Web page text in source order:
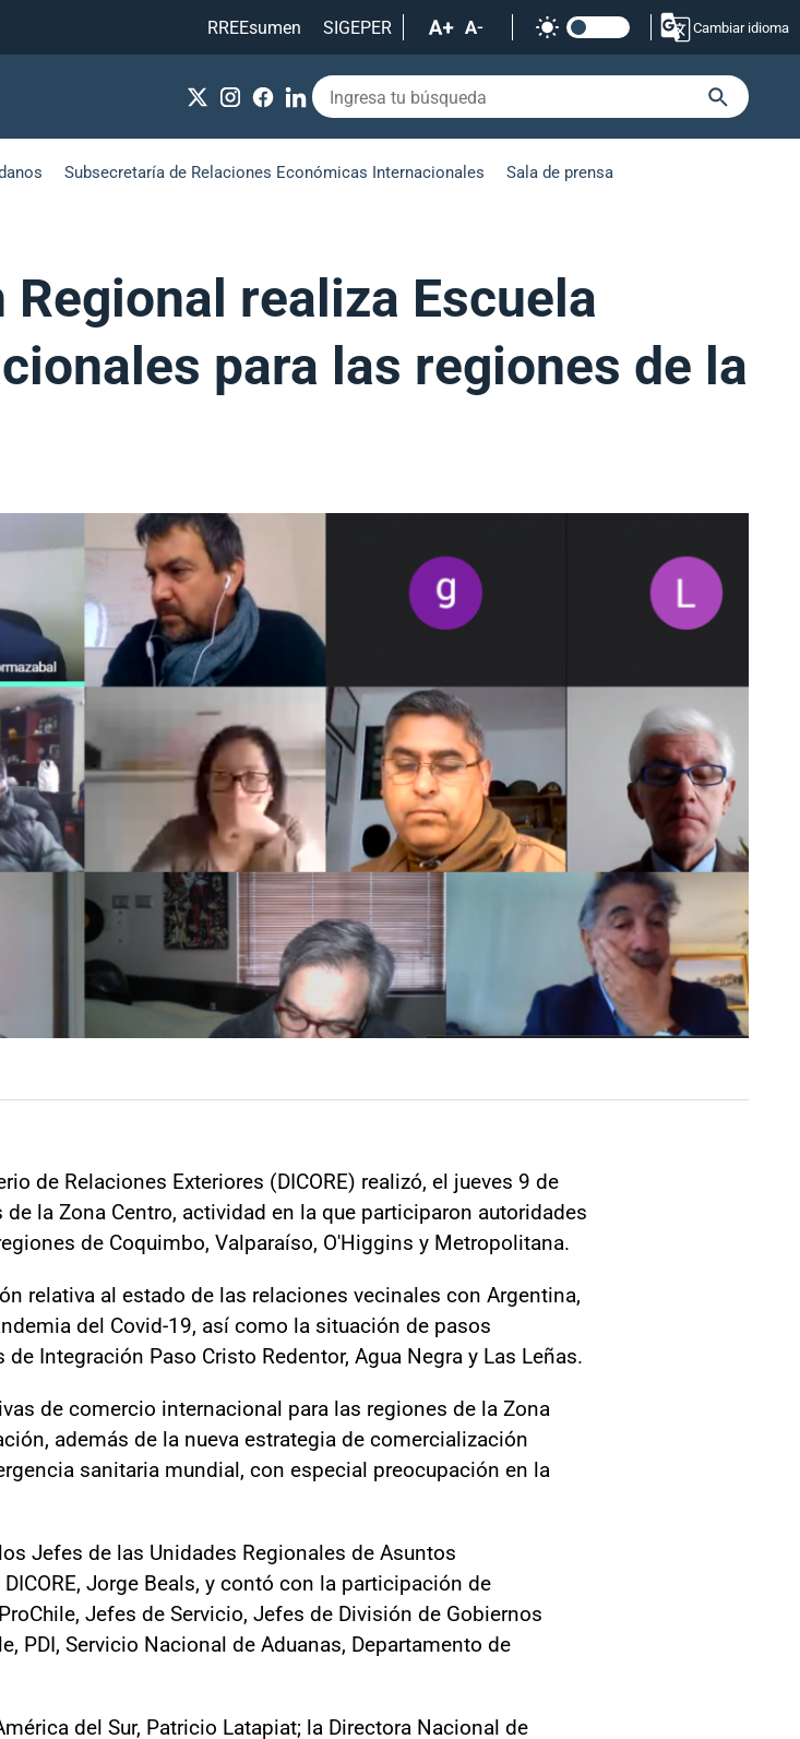
RREEsumen
SIGEPER Cambiar idioma
Subsecretaría de Relaciones Económicas Internacionales Sala de prensa
realiza Escuela
para las regiones de la
de Relaciones Exteriores (DICORE) realizó, el jueves 9 de
la Zona Centro, actividad en la que participaron autoridades
de Coquimbo, Valparaíso, O'Higgins y Metropolitana.
relativa al estado de las relaciones vecinales con Argentina,
del Covid-19, así como la situación de pasos
Integración Paso Cristo Redentor, Agua Negra y Las Leñas.
de comercio internacional para las regiones de la Zona
además de la nueva estrategia de comercialización
sanitaria mundial, con especial preocupación en la
Jefes de las Unidades Regionales de Asuntos
Jorge Beals, y contó con la participación de
Jefes de Servicio, Jefes de División de Gobiernos
PDI, Servicio Nacional de Aduanas, Departamento de
del Sur, Patricio Latapiat; la Directora Nacional de